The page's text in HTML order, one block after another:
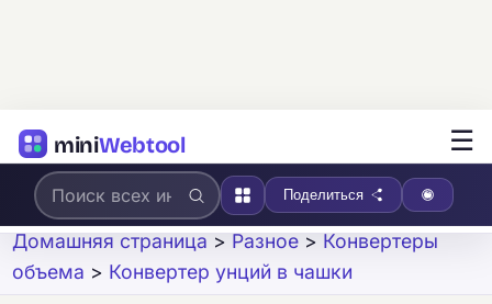
miniWebtool ☰
Поделиться
Домашняя страница > Разное > Конвертеры
объема > Конвертер унций в чашки